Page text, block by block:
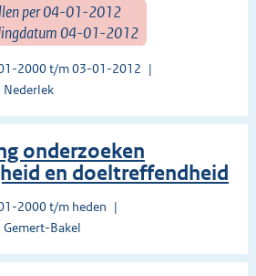
per 04-01-2012
04-01-2012
2000 t/m 03-01-2012
Nederlek
onderzoeken
en doeltreffendheid
2000 t/m heden
Bakel